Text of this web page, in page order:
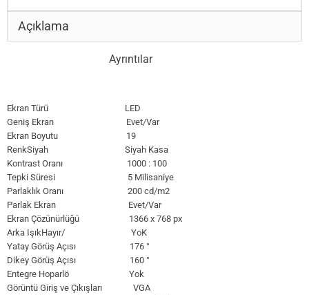
Açıklama
Ayrıntılar
Ekran Türü LED
Geniş Ekran Evet/Var
Ekran Boyutu 19
RenkSiyah Siyah Kasa
Kontrast Oranı 1000 : 100
Tepki Süresi 5 Milisaniye
Parlaklık Oranı 200 cd/m2
Parlak Ekran Evet/Var
Ekran Çözünürlüğü 1366 x 768 px
Arka IşıkHayır/ YoK
Yatay Görüş Açısı 176 °
Dikey Görüş Açısı 160 °
Entegre Hoparlö Yok
Görüntü Giriş ve Çıkışları VGA